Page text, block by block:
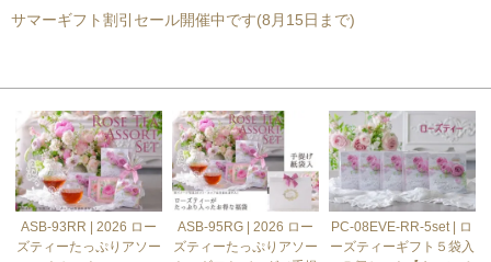
サマーギフト割引セール開催中です(8月15日まで)
ASB-93RR | 2026 ロー
ズティーたっぷりアソー
ASB-95RG | 2026 ロー
ズティーたっぷりアソー
PC-08EVE-RR-5set | ロ
ーズティーギフト５袋入